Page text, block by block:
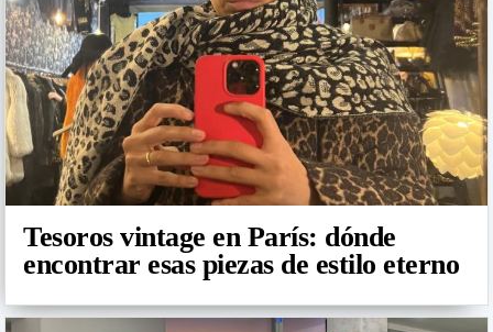
Tesoros vintage en París: dónde
encontrar esas piezas de estilo eterno